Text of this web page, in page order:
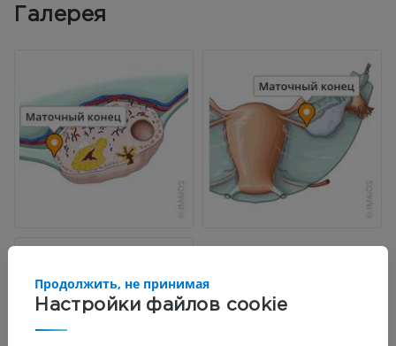
Галерея
Настройки файлов cookie
Продолжить, не принимая